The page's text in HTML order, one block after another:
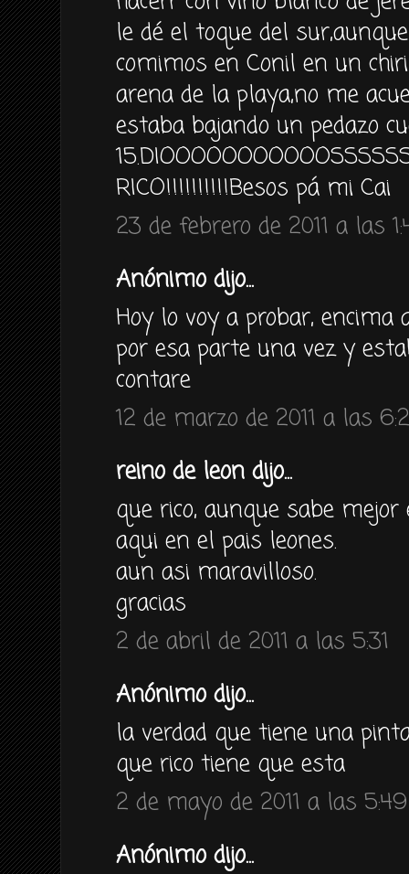
le dé el toque del
comimos en Conil en un
arena de la playa,no me
estaba bajando un pedazo
RICO!!!!!!!!!!Besos pá mi Cai
23 de febrero de 2011 a las
Anónimo dijo...
Hoy lo voy a probar, encima
por esa parte una vez y
contare
12 de marzo de 2011 a las
reino de leon dijo...
que rico, aunque sabe
aqui en el pais leones.
aun asi maravilloso.
gracias
2 de abril de 2011 a las 5:31
Anónimo dijo...
la verdad que tiene una
que rico tiene que esta
2 de mayo de 2011 a las 5:49
Anónimo dijo...